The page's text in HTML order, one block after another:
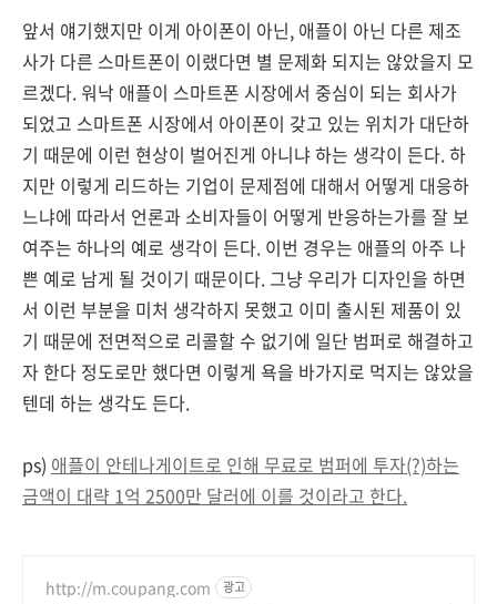
앞서 얘기했지만 이게 아이폰이 아닌, 애플이 아닌 다른 제조
사가 다른 스마트폰이 이랬다면 별 문제화 되지는 않았을지 모
르겠다. 워낙 애플이 스마트폰 시장에서 중심이 되는 회사가
되었고 스마트폰 시장에서 아이폰이 갖고 있는 위치가 대단하
기 때문에 이런 현상이 벌어진게 아니냐 하는 생각이 든다. 하
지만 이렇게 리드하는 기업이 문제점에 대해서 어떻게 대응하
느냐에 따라서 언론과 소비자들이 어떻게 반응하는가를 잘 보
여주는 하나의 예로 생각이 든다. 이번 경우는 애플의 아주 나
쁜 예로 남게 될 것이기 때문이다. 그냥 우리가 디자인을 하면
서 이런 부분을 미처 생각하지 못했고 이미 출시된 제품이 있
기 때문에 전면적으로 리콜할 수 없기에 일단 범퍼로 해결하고
자 한다 정도로만 했다면 이렇게 욕을 바가지로 먹지는 않았을
텐데 하는 생각도 든다.
ps) 애플이 안테나게이트로 인해 무료로 범퍼에 투자(?)하는
금액이 대략 1억 2500만 달러에 이를 것이라고 한다.
http://m.coupang.com 광고